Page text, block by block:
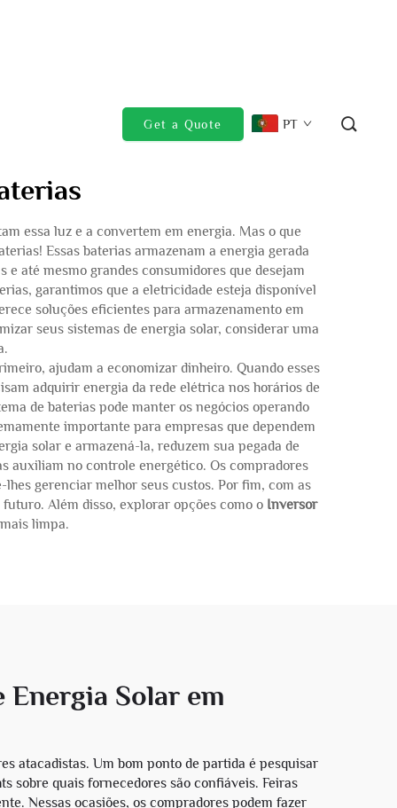
Get a Quote PT
essa luz e a convertem em energia. Mas o que
Essas baterias armazenam a energia gerada
até mesmo grandes consumidores que desejam
garantimos que a eletricidade esteja disponível
soluções eficientes para armazenamento em
seus sistemas de energia solar, considerar uma
ajudam a economizar dinheiro. Quando esses
adquirir energia da rede elétrica nos horários de
de baterias pode manter os negócios operando
importante para empresas que dependem
solar e armazená-la, reduzem sua pegada de
auxiliam no controle energético. Os compradores
gerenciar melhor seus custos. Por fim, com as
Além disso, explorar opções como o Inversor
limpa.
Solar em
atacadistas. Um bom ponto de partida é pesquisar
sobre quais fornecedores são confiáveis. Feiras
Nessas ocasiões, os compradores podem fazer